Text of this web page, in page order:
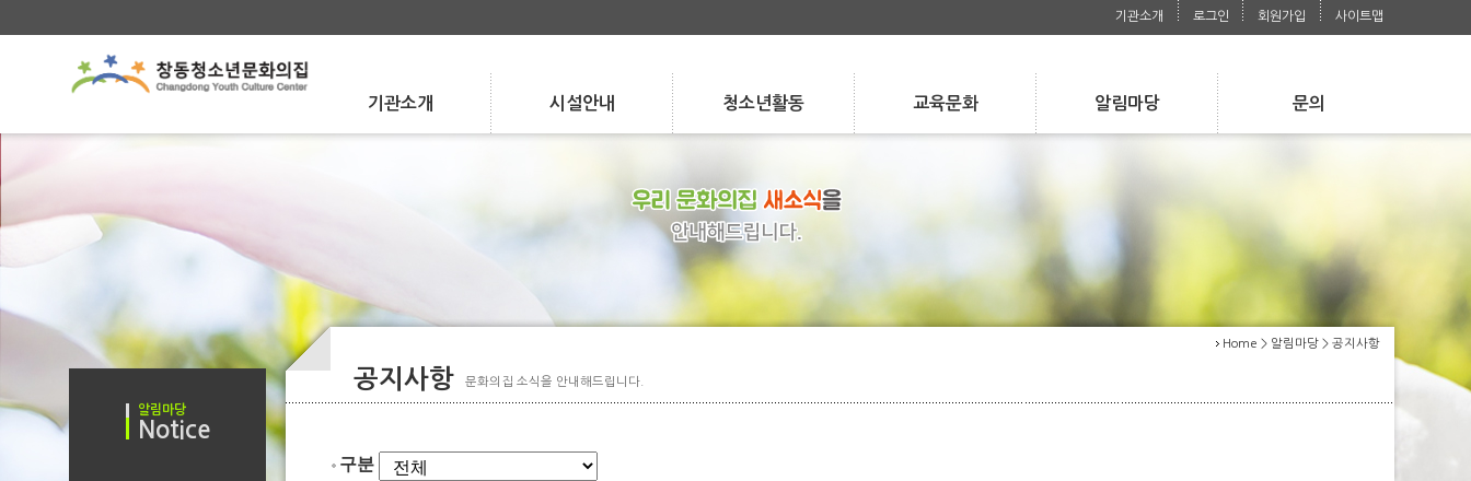
기관소개 로그인 회원가입 사이트맵
기관소개 시설안내 청소년활동 교육문화 알림마당 문의
오시는 길
청소년 자치 활동
청소년 참여 활동
청소년 참여 활동
학교/지역 연계
학교/지역 연계
특성화 사업
특성화 사업
실습 지도
언론보도자료
알림마당
Notice
Home > 알림마당 > 공지사항
공지사항 문화의집 소식을 안내해드립니다.
구분